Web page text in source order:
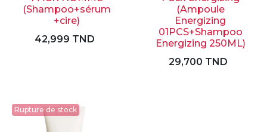
(Shampoo+sérum
+cire)
42,999 TND
(Ampoule
Energizing
01PCS+Shampoo
Energizing 250ML)
29,700 TND
Rupture de stock